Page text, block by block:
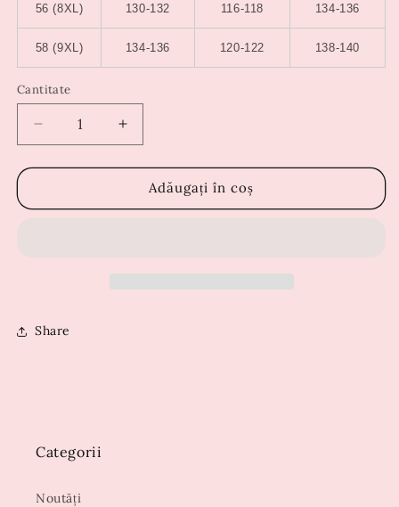
56 (8XL) 130-132 116-118 134-136
58 (9XL) 134-136 120-122 138-140
Cantitate
Reduceți
cantitatea
pentru
Dora
Creșteți
cantitatea
pentru
Rochie
Dora
Adăugați în coș
Share
Categorii
Noutăți